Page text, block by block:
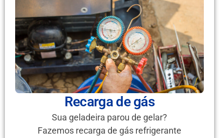
Recarga de gás
Sua geladeira parou de gelar?
Fazemos recarga de gás refrigerante